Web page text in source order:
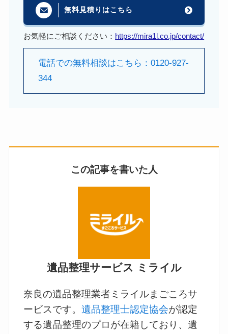
無料見積りはこちら
お気軽にご相談ください： https://mira1l.co.jp/contact/
電話での無料相談はこちら：0120-927-
344
この記事を書いた人
遺品整理サービス ミライル
奈良の遺品整理業者ミライルまごころサ
ービスです。遺品整理士認定協会が認定
する遺品整理のプロが在籍しており、遺